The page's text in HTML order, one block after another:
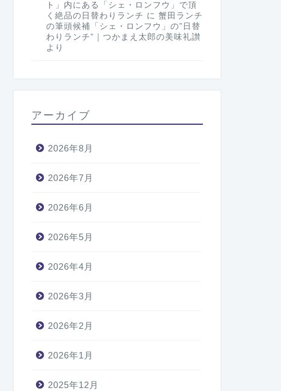
ト」内にある「シェ・ロンフウ」で頂
く絶品の日替わりランチ に 蟹田ランチ
の筆頭候補「シェ・ロンフウ」の”日替
わりランチ”｜つかまえ太郎の美味礼讃
より
アーカイブ
2026年8月
2026年7月
2026年6月
2026年5月
2026年4月
2026年3月
2026年2月
2026年1月
2025年12月